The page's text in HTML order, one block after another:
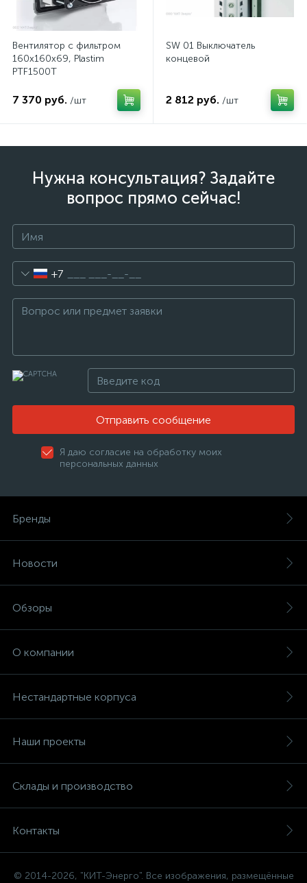
Вентилятор с фильтром
160x160x69, Plastim
PTF1500T
7 370 руб. /шт
SW 01 Выключатель
концевой
2 812 руб. /шт
Нужна консультация? Задайте
вопрос прямо сейчас!
+7
Отправить сообщение
Я даю согласие на обработку моих
персональных данных
Бренды
Новости
Обзоры
О компании
Нестандартные корпуса
Наши проекты
Склады и производство
Контакты
© 2014-2026, "КИТ-Энерго". Все изображения, размещённые